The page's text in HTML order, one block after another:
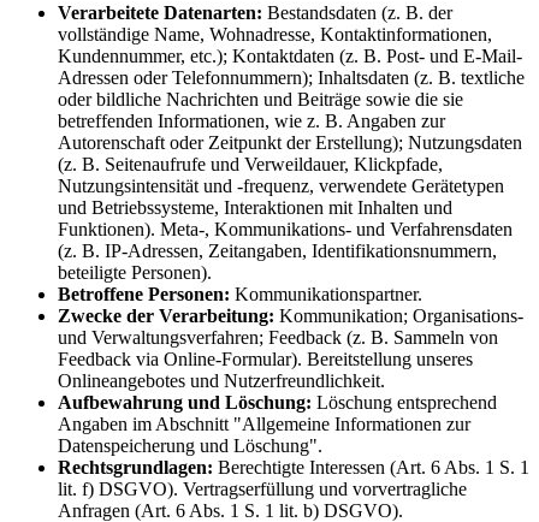
Verarbeitete Datenarten: Bestandsdaten (z. B. der
vollständige Name, Wohnadresse, Kontaktinformationen,
Kundennummer, etc.); Kontaktdaten (z. B. Post- und E-Mail-
Adressen oder Telefonnummern); Inhaltsdaten (z. B. textliche
oder bildliche Nachrichten und Beiträge sowie die sie
betreffenden Informationen, wie z. B. Angaben zur
Autorenschaft oder Zeitpunkt der Erstellung); Nutzungsdaten
(z. B. Seitenaufrufe und Verweildauer, Klickpfade,
Nutzungsintensität und -frequenz, verwendete Gerätetypen
und Betriebssysteme, Interaktionen mit Inhalten und
Funktionen). Meta-, Kommunikations- und Verfahrensdaten
(z. B. IP-Adressen, Zeitangaben, Identifikationsnummern,
beteiligte Personen).
Betroffene Personen: Kommunikationspartner.
Zwecke der Verarbeitung: Kommunikation; Organisations-
und Verwaltungsverfahren; Feedback (z. B. Sammeln von
Feedback via Online-Formular). Bereitstellung unseres
Onlineangebotes und Nutzerfreundlichkeit.
Aufbewahrung und Löschung: Löschung entsprechend
Angaben im Abschnitt "Allgemeine Informationen zur
Datenspeicherung und Löschung".
Rechtsgrundlagen: Berechtigte Interessen (Art. 6 Abs. 1 S. 1
lit. f) DSGVO). Vertragserfüllung und vorvertragliche
Anfragen (Art. 6 Abs. 1 S. 1 lit. b) DSGVO).